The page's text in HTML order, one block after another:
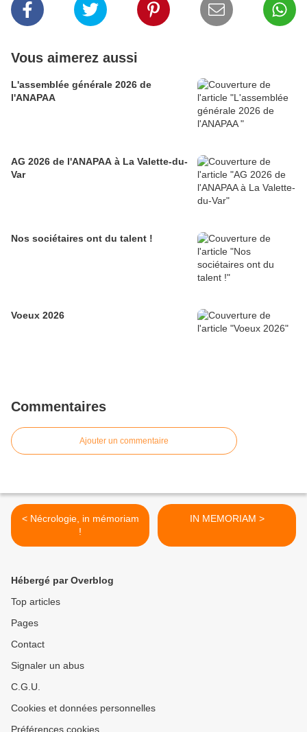
Vous aimerez aussi
L'assemblée générale 2026 de
l'ANAPAA
AG 2026 de l'ANAPAA à La Valette-du-
Var
Nos sociétaires ont du talent !
Voeux 2026
Commentaires
Ajouter un commentaire
< Nécrologie, in mémoriam
!
IN MEMORIAM >
Hébergé par Overblog
Top articles
Pages
Contact
Signaler un abus
C.G.U.
Cookies et données personnelles
Préférences cookies